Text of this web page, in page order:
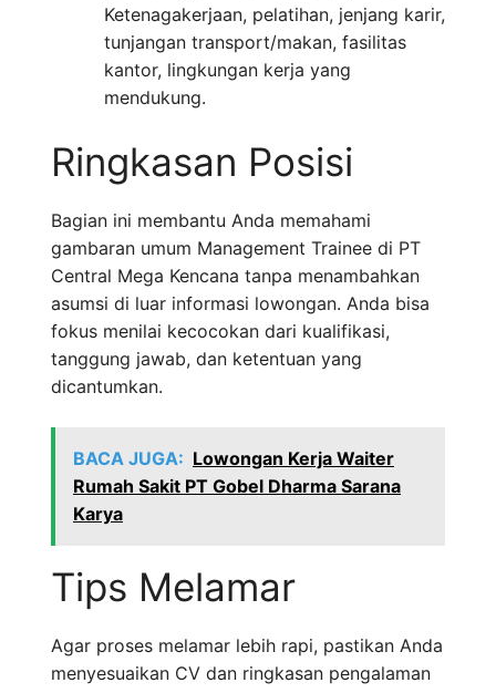
Ketenagakerjaan, pelatihan, jenjang karir,
tunjangan transport/makan, fasilitas
kantor, lingkungan kerja yang
mendukung.
Ringkasan Posisi
Bagian ini membantu Anda memahami
gambaran umum Management Trainee di PT
Central Mega Kencana tanpa menambahkan
asumsi di luar informasi lowongan. Anda bisa
fokus menilai kecocokan dari kualifikasi,
tanggung jawab, dan ketentuan yang
dicantumkan.
BACA JUGA: Lowongan Kerja Waiter
Rumah Sakit PT Gobel Dharma Sarana
Karya
Tips Melamar
Agar proses melamar lebih rapi, pastikan Anda
menyesuaikan CV dan ringkasan pengalaman